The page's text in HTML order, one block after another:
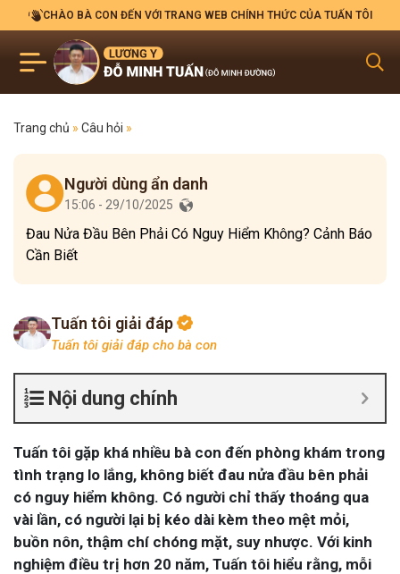
CHÀO BÀ CON ĐẾN VỚI TRANG WEB CHÍNH THỨC CỦA TUẤN TÔI
Trang chủ » Câu hỏi »
Người dùng ẩn danh
15:06 - 29/10/2025
Đau Nửa Đầu Bên Phải Có Nguy Hiểm Không? Cảnh Báo
Cần Biết
Tuấn tôi giải đáp
Tuấn tôi giải đáp cho bà con
Nội dung chính
Tuấn tôi gặp khá nhiều bà con đến phòng khám trong
tình trạng lo lắng, không biết đau nửa đầu bên phải
có nguy hiểm không. Có người chỉ thấy thoáng qua
vài lần, có người lại bị kéo dài kèm theo mệt mỏi,
buồn nôn, thậm chí chóng mặt, suy nhược. Với kinh
nghiệm điều trị hơn 20 năm, Tuấn tôi hiểu rằng, mỗi